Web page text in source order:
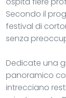
Secondo il
festival di
senza
Dedicate una
panoramico
intrecciano